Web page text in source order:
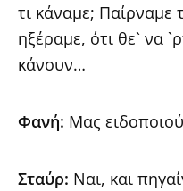
τι κάναμε; Παίρναμε
ηξέραμε, ότι θε` να
κάνουν…
Φανή: Μας
Σταύρ: Ναι, και